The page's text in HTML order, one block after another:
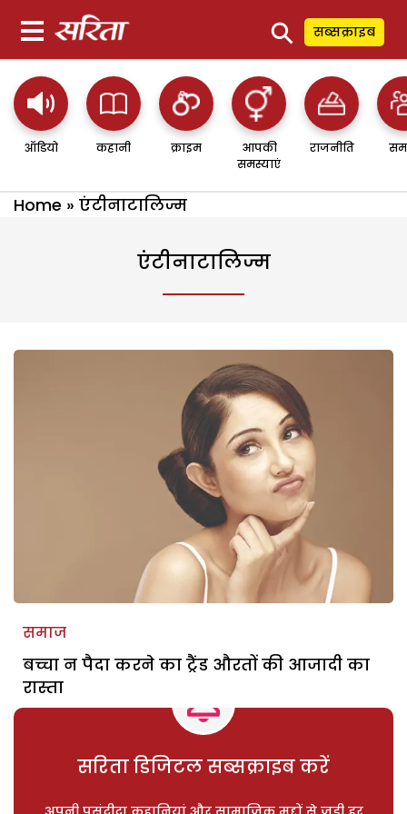
⚲ सब्सक्राइब
ऑडियो कहानी क्राइम
आपकी
समस्याएं
राजनीति
Home » एंटीनाटालिज्म
एंटीनाटालिज्म
समाज
बच्चा न पैदा करने का ट्रैंड औरतों की आजादी का
रास्ता
सरिता डिजिटल सब्सक्राइब करें